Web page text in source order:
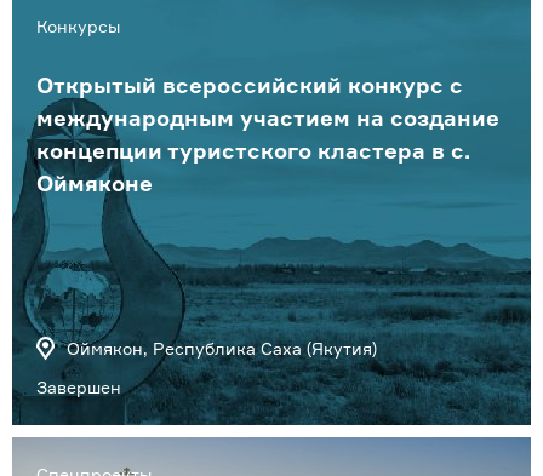
Конкурсы
Открытый всероссийский конкурс с
международным участием на создание
концепции туристского кластера в с.
Оймяконе
Оймякон, Республика Саха (Якутия)
Завершен